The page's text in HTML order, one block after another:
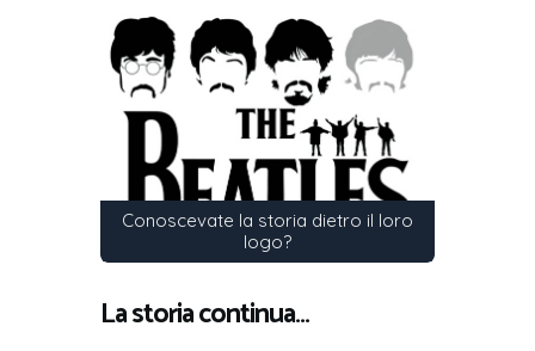
Conoscevate la storia dietro il loro
logo?
La storia continua…